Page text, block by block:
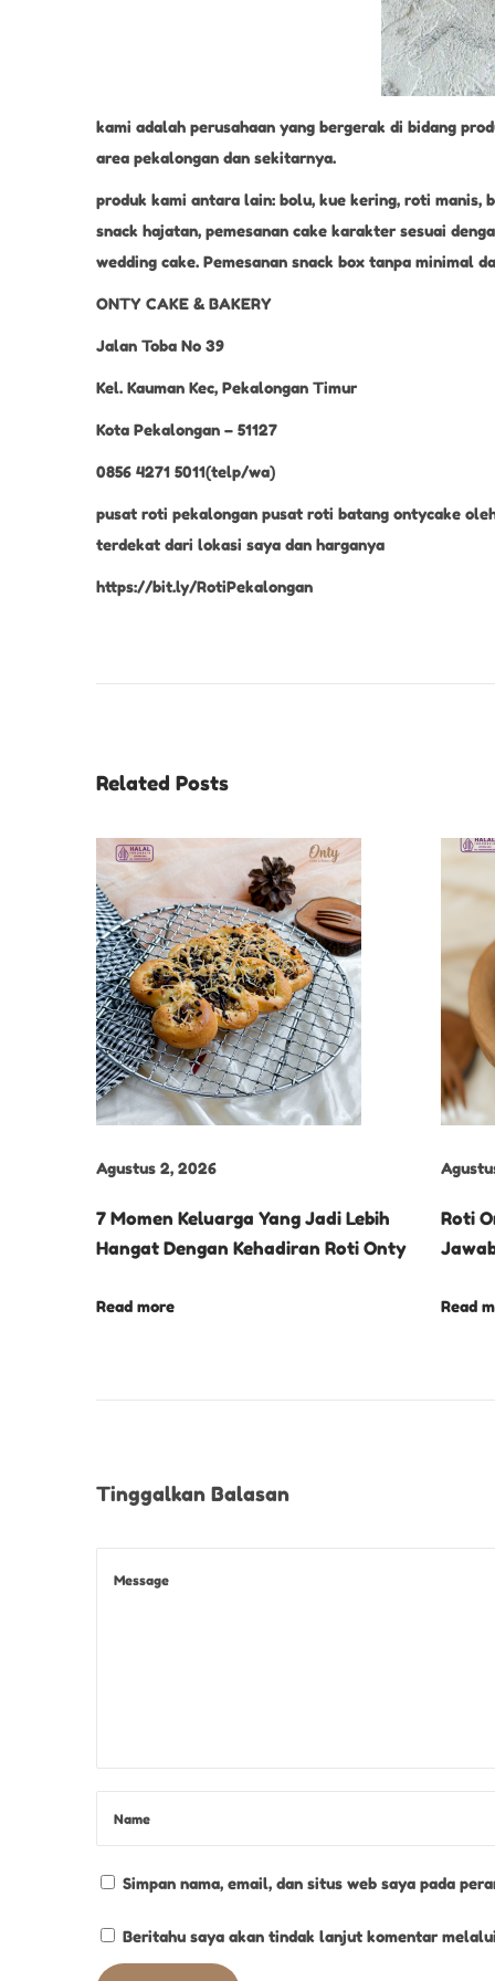
kami adalah perusahaan yang bergerak di bidang
area pekalongan dan sekitarnya.
produk kami antara lain: bolu, kue kering, roti manis,
snack hajatan, pemesanan cake karakter sesuai
wedding cake. Pemesanan snack box tanpa minimal
ONTY CAKE & BAKERY
Jalan Toba No 39
Kel. Kauman Kec, Pekalongan Timur
Kota Pekalongan – 51127
0856 4271 5011(telp/wa)
pusat roti pekalongan pusat roti batang ontycake
terdekat dari lokasi saya dan harganya
https://bit.ly/RotiPekalongan
T
E
S
E
J
A
R
A
H
D
A
K
E
N
O
O
G
A
Related Posts
Agustus 2, 2026
7 Momen Keluarga Yang Jadi Lebih
Hangat Dengan Kehadiran Roti Onty
Read more
Roti
Read
Tinggalkan Balasan
Simpan nama, email, dan situs web saya pada
Beritahu saya akan tindak lanjut komentar